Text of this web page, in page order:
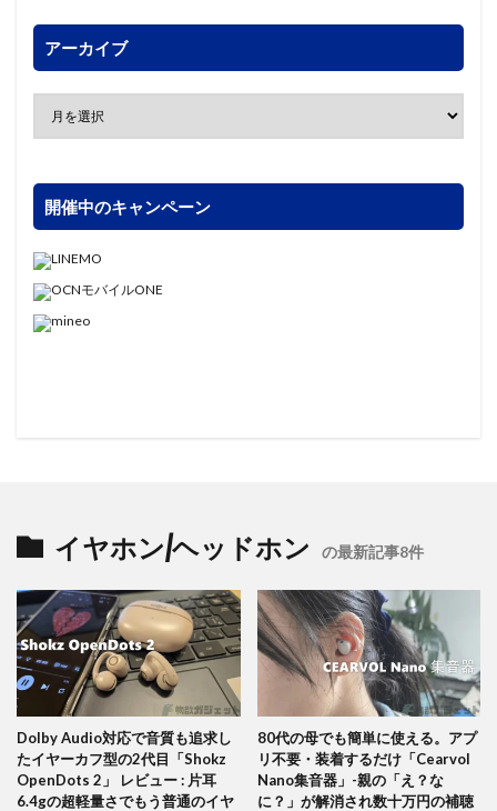
アーカイブ
開催中のキャンペーン
イヤホン/ヘッドホン の最新記事8件
Dolby Audio対応で音質も追求し
たイヤーカフ型の2代目「Shokz
OpenDots 2」 レビュー : 片耳
6.4gの超軽量さでもう普通のイヤ
80代の母でも簡単に使える。アプ
リ不要・装着するだけ「Cearvol
Nano集音器」-親の「え？な
に？」が解消され数十万円の補聴